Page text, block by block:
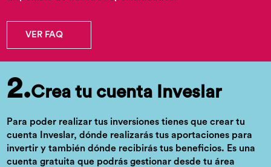
VER FAQ
2.Crea tu cuenta Inveslar
Para poder realizar tus inversiones tienes que crear tu
cuenta Inveslar, dónde realizarás tus aportaciones para
invertir y también dónde recibirás tus beneficios. Es una
cuenta gratuita que podrás gestionar desde tu área